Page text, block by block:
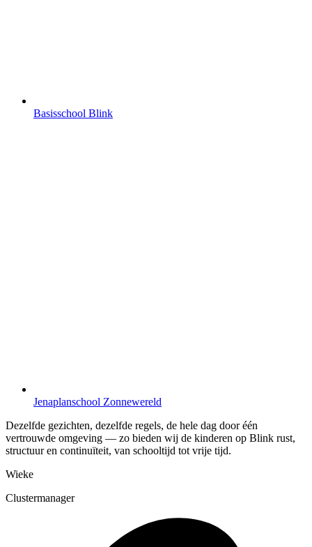
Basisschool Blink
Jenaplanschool Zonnewereld
Dezelfde gezichten, dezelfde regels, de hele dag door één
vertrouwde omgeving — zo bieden wij de kinderen op Blink rust,
structuur en continuïteit, van schooltijd tot vrije tijd.
Wieke
Clustermanager